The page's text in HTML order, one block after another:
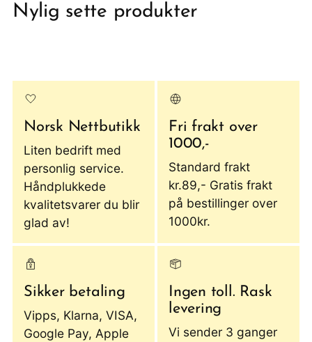
Nylig sette produkter
Norsk Nettbutikk
Liten bedrift med
personlig service.
Håndplukkede
kvalitetsvarer du blir
glad av!
Fri frakt over
1000,-
Standard frakt
kr.89,- Gratis frakt
på bestillinger over
1000kr.
Sikker betaling
Vipps, Klarna, VISA,
Google Pay, Apple
Ingen toll. Rask
levering
Vi sender 3 ganger